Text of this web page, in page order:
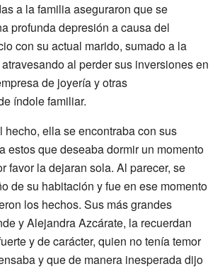
a la familia aseguraron que se
profunda depresión a causa del
con su actual marido, sumado a la
al perder sus inversiones en
de joyería y otras
índole familiar.
hecho, ella se encontraba con sus
estos que deseaba dormir un momento
favor la dejaran sola. Al parecer, se
de su habitación y fue en ese momento
los hechos. Sus más grandes
y Alejandra Azcárate, la recuerdan
y de carácter, quien no tenía temor
y que de manera inesperada dijo